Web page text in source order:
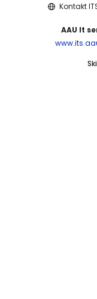
Kontakt
AAU It